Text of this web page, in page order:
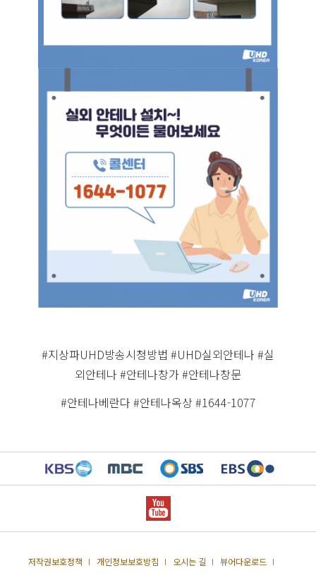
#지상파UHD방송시청방법 #UHD실외안테나 #실
외안테나 #안테나창가 #안테나창문
#안테나베란다 #안테나옥상 #1644-1077
저작권보호정책 개인정보보호방침 오시는 길
뷰어다운로드